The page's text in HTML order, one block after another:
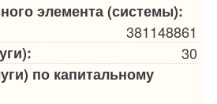
элемента (системы):
381148861
30
по капитальному